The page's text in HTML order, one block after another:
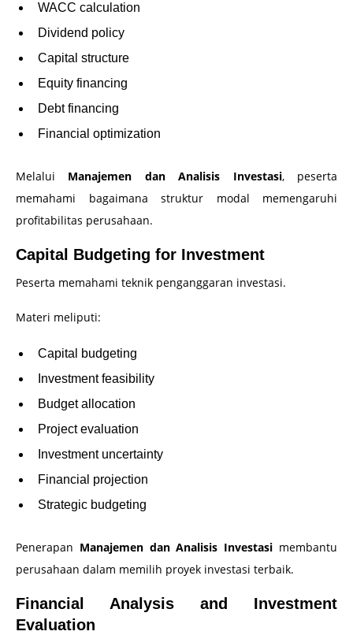
WACC calculation
Dividend policy
Capital structure
Equity financing
Debt financing
Financial optimization
Melalui Manajemen dan Analisis Investasi, peserta
memahami bagaimana struktur modal memengaruhi
profitabilitas perusahaan.
Capital Budgeting for Investment
Peserta memahami teknik penganggaran investasi.
Materi meliputi:
Capital budgeting
Investment feasibility
Budget allocation
Project evaluation
Investment uncertainty
Financial projection
Strategic budgeting
Penerapan Manajemen dan Analisis Investasi membantu
perusahaan dalam memilih proyek investasi terbaik.
Financial Analysis and Investment
Evaluation